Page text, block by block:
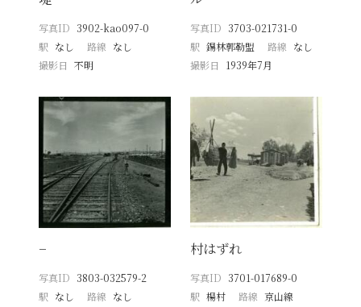
写真ID 3902-kao097-0
駅 なし 路線 なし
撮影日
不明
写真ID 3703-021731-0
駅 錫林郭勒盟 路線 なし
撮影日
1939年7月
−
写真ID 3803-032579-2
駅 なし 路線 なし
村はずれ
写真ID 3701-017689-0
駅 楊村 路線 京山線